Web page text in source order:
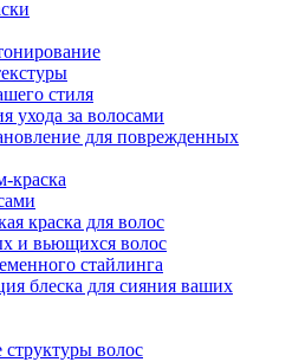
стиля
ухода за волосами
для поврежденных
краска
краска для волос
и вьющихся волос
стайлинга
блеска для сияния ваших
структуры волос